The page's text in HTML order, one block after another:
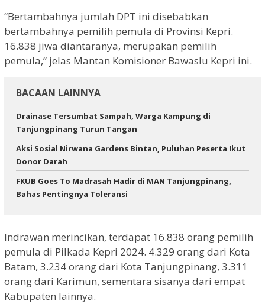
“Bertambahnya jumlah DPT ini disebabkan
bertambahnya pemilih pemula di Provinsi Kepri.
16.838 jiwa diantaranya, merupakan pemilih
pemula,” jelas Mantan Komisioner Bawaslu Kepri ini.
BACAAN LAINNYA
Drainase Tersumbat Sampah, Warga Kampung di
Tanjungpinang Turun Tangan
Aksi Sosial Nirwana Gardens Bintan, Puluhan Peserta Ikut
Donor Darah
FKUB Goes To Madrasah Hadir di MAN Tanjungpinang,
Bahas Pentingnya Toleransi
Indrawan merincikan, terdapat 16.838 orang pemilih
pemula di Pilkada Kepri 2024. 4.329 orang dari Kota
Batam, 3.234 orang dari Kota Tanjungpinang, 3.311
orang dari Karimun, sementara sisanya dari empat
Kabupaten lainnya.